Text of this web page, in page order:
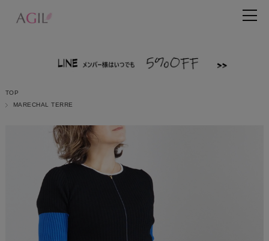
TOP
MARECHAL TERRE